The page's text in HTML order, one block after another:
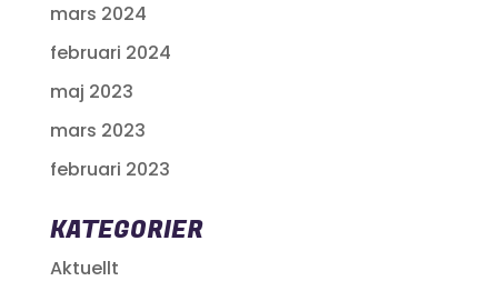
mars 2024
februari 2024
maj 2023
mars 2023
februari 2023
KATEGORIER
Aktuellt